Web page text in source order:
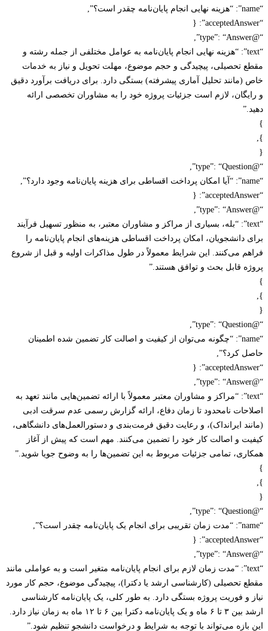
“text”: “هزینه نهایی انجام پایان‌نامه به عوامل مختلفی از جمله رشته و
تحصیلی، پیچیدگی و حجم موضوع، مهلت تحویل و نیاز به خدمات
تحلیل آماری پیشرفته) بستگی دارد. برای دریافت برآورد دقیق
لازم است جزئیات پروژه خود را به مشاوران تخصصی ارائه
“text”: “بله، بسیاری از مراکز و مشاوران معتبر، به منظور تسهیل فرآیند
دانشجویان، امکان پرداخت اقساطی هزینه‌های انجام پایان‌نامه را
می‌کنند. این شرایط معمولاً در طول مذاکرات اولیه و قبل از شروع
قابل بحث و توافق هستند.”
“name”: “چگونه می‌توان از کیفیت و اصالت کار تضمین شده اطمینان
کرد؟”,
“text”: “مراکز و مشاوران معتبر معمولاً با ارائه تضمین‌هایی مانند تعهد به
نامحدود تا زمان دفاع، ارائه گزارش رسمی عدم سرقت ادبی
ایرانداک)، و رعایت دقیق فرمت‌بندی و دستورالعمل‌های دانشگاهی،
و اصالت کار خود را تضمین می‌کنند. مهم است که پیش از آغاز
تمامی جزئیات مربوط به این تضمین‌ها را به وضوح جویا شوید.”
“text”: “مدت زمان لازم برای انجام پایان‌نامه متغیر است و به عواملی مانند
تحصیلی (کارشناسی ارشد یا دکترا)، پیچیدگی موضوع، حجم کار مورد
و فوریت پروژه بستگی دارد. به طور کلی، یک پایان‌نامه کارشناسی
ارشد بین ۳ تا ۶ ماه و یک پایان‌نامه دکترا بین ۶ تا ۱۲ ماه به زمان نیاز دارد.
می‌تواند با توجه به شرایط و درخواست دانشجو تنظیم شود.”